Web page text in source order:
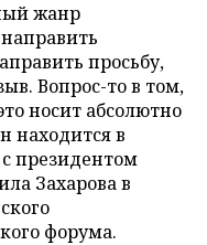
жанр
просьбу,
Вопрос-то в том,
носит абсолютно
находится в
президентом
Захарова в
форума.